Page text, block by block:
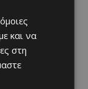
και να
στη